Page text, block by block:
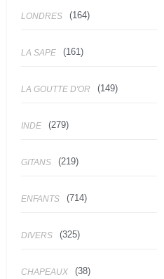
LONDRES (164)
LA SAPE (161)
LA GOUTTE D'OR (149)
INDE (279)
GITANS (219)
ENFANTS (714)
DIVERS (325)
CHAPEAUX (38)